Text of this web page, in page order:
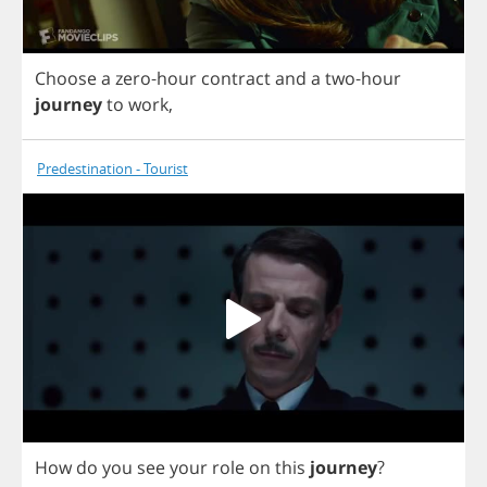
Choosea zero-hour contractand a two-hour
journeyto work,
Predestination - Tourist
How do you seeyour role on this journey?